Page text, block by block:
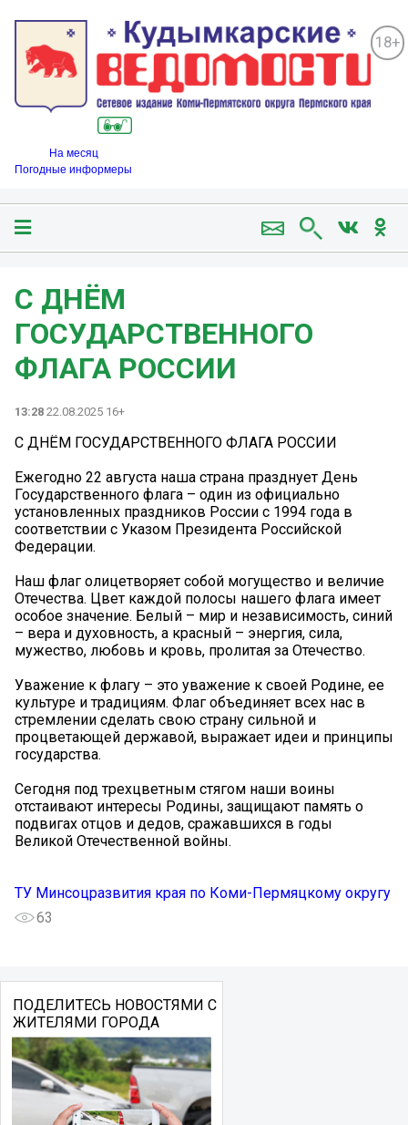
18+
На месяц
Погодные информеры
С ДНЁМ
ГОСУДАРСТВЕННОГО
ФЛАГА РОССИИ
13:28 22.08.2025 16+
С ДНЁМ ГОСУДАРСТВЕННОГО ФЛАГА РОССИИ
Ежегодно 22 августа наша страна празднует День
Государственного флага – один из официально
установленных праздников России с 1994 года в
соответствии с Указом Президента Российской
Федерации.
Наш флаг олицетворяет собой могущество и величие
Отечества. Цвет каждой полосы нашего флага имеет
особое значение. Белый – мир и независимость, синий
– вера и духовность, а красный – энергия, сила,
мужество, любовь и кровь, пролитая за Отечество.
Уважение к флагу – это уважение к своей Родине, ее
культуре и традициям. Флаг объединяет всех нас в
стремлении сделать свою страну сильной и
процветающей державой, выражает идеи и принципы
государства.
Сегодня под трехцветным стягом наши воины
отстаивают интересы Родины, защищают память о
подвигах отцов и дедов, сражавшихся в годы
Великой Отечественной войны.
ТУ Минcоцразвития края по Коми-Пермяцкому округу
63
ПОДЕЛИТЕСЬ НОВОСТЯМИ С
ЖИТЕЛЯМИ ГОРОДА